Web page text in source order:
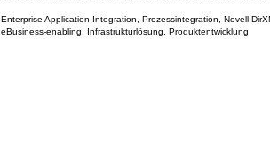
Enterprise Application Integration, Prozessintegration, Novell
eBusiness-enabling, Infrastrukturlösung, Produktentwicklung